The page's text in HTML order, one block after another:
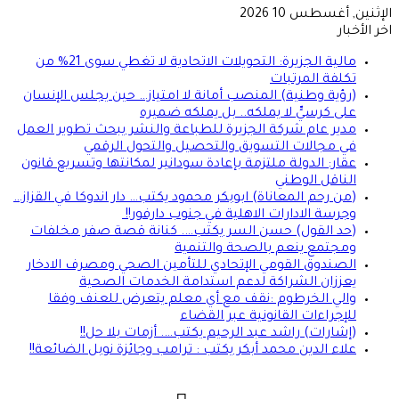
أغسطس 10 2026
مالية الجزيرة: التحويلات الاتحادية لا تغطي سوى 21% من
تكلفة المرتبات
(رؤية وطنية) المنصب أمانة لا امتياز… حين يجلس الإنسان
على كرسيٍّ لا يملكه.. بل يملكه ضميره
مدير عام شركة الجزيرة للطباعة والنشر يبحث تطوير العمل
في مجالات التسويق والتحصيل والتحول الرقمي
عقار: الدولة ملتزمة بإعادة سودانير لمكانتها وتسريع قانون
الناقل الوطني
(من رحم المعاناة) ابوبكر محمود يكتب… دار اندوكا في القزاز…
وجرسة الادارات الاهلية في جنوب دارفور!!
(حد القول) حسن السر يكتب…. كنانة قصة صفر مخلفات
ومجتمع ينعم بالصحة والتنمية
الصندوق القومي الإتحادي للتأمين الصحي ومصرف الادخار
يعززان الشراكة لدعم استدامة الخدمات الصحية
والي الخرطوم :نقف مع أي معلم يتعرض للعنف وفقا
للإجراءات القانونية عبر القضاء
(إشارات) راشد عبد الرحيم يكتب…. أزمات بلا حل!!
علاء الدين محمد أبكر يكتب : ترامب وجائزة نوبل الضائعة!!